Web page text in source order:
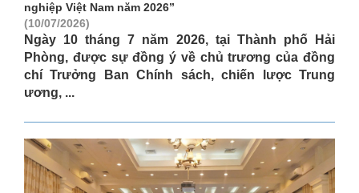
nghiệp Việt Nam năm 2026”
(10/07/2026)
Ngày 10 tháng 7 năm 2026, tại Thành phố Hải
Phòng, được sự đồng ý về chủ trương của đồng
chí Trưởng Ban Chính sách, chiến lược Trung
ương, ...